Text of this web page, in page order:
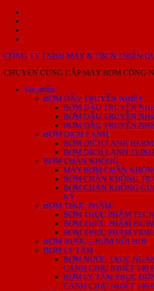
Skip
content
SỬA
BƠM
TRUYỀN
NHIỆT
CÔNG TY TNHH MÁY & TBCN THIÊN
CHUYÊN CUNG CẤP MÁY BƠM CÔNG
Sản phẩm
BƠM DẦU TRUYỀN NHIỆT
BƠM DẦU TRUYỀN
BƠM DẦU TRUYỀN
BƠM DẦU TRUYỀN
BƠM DỊCH LẠNH
BƠM DỊCH LẠNH
BƠM DỊCH LẠNH
BƠM CHÂN KHÔNG
MÁY BƠM CHÂN
BƠM CHÂN KHÔNG
BƠM CHÂN KHÔNG
KỲ
BƠM THỰC PHẨM
BƠM THỰC PHẨM
BƠM THỰC PHẨM
BƠM THỰC PHẨM
BƠM NƯỚC – BƠM NỒI HƠI
BƠM LY TÂM
BƠM NƯỚC TRỤC
CÁNH CHỊU NHIỆT 140
BƠM LY TÂM TRỤC
CÁNH CHỊU NHIỆT 140